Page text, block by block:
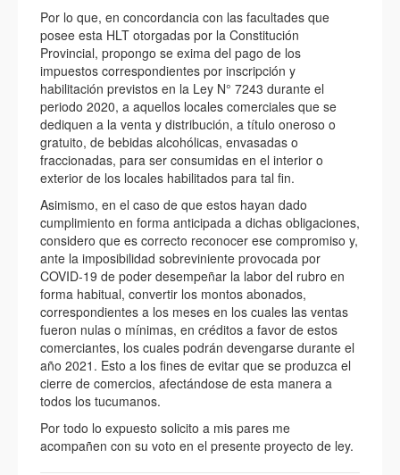
Por lo que, en concordancia con las facultades que
posee esta HLT otorgadas por la Constitución
Provincial, propongo se exima del pago de los
impuestos correspondientes por inscripción y
habilitación previstos en la Ley N° 7243 durante el
periodo 2020, a aquellos locales comerciales que se
dediquen a la venta y distribución, a título oneroso o
gratuito, de bebidas alcohólicas, envasadas o
fraccionadas, para ser consumidas en el interior o
exterior de los locales habilitados para tal fin.
Asimismo, en el caso de que estos hayan dado
cumplimiento en forma anticipada a dichas obligaciones,
considero que es correcto reconocer ese compromiso y,
ante la imposibilidad sobreviniente provocada por
COVID-19 de poder desempeñar la labor del rubro en
forma habitual, convertir los montos abonados,
correspondientes a los meses en los cuales las ventas
fueron nulas o mínimas, en créditos a favor de estos
comerciantes, los cuales podrán devengarse durante el
año 2021. Esto a los fines de evitar que se produzca el
cierre de comercios, afectándose de esta manera a
todos los tucumanos.
Por todo lo expuesto solicito a mis pares me
acompañen con su voto en el presente proyecto de ley.